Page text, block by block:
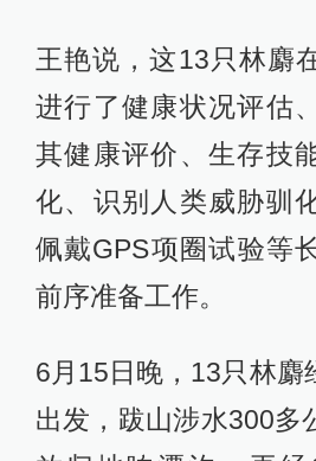
王艳说，这13只林麝
进行了健康状况评估
其健康评价、生存技
化、识别人类威胁驯
佩戴GPS项圈试验等
前序准备工作。
6月15日晚，13只林麝
出发，跋山涉水300多